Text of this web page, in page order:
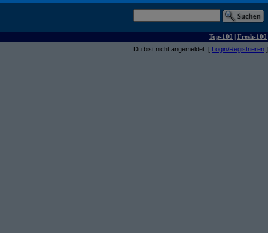
Top-100 | Fresh-100
Du bist nicht angemeldet. [ Login/Registrieren ]